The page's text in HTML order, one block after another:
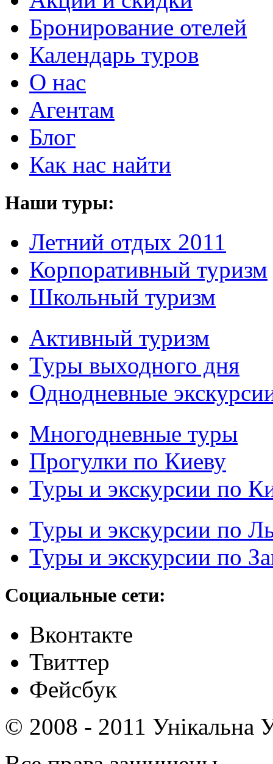
Бронирование отелей
Календарь туров
О нас
Агентам
Блог
Как нас найти
Наши туры:
Летний отдых 2011
Корпоративный туризм
Школьный туризм
Активный туризм
Туры выходного дня
Однодневные
Многодневные туры
Прогулки по Киеву
Туры и экскурсии по
Туры и экскурсии по
Туры и экскурсии по
Социальные сети:
Вконтакте
Твиттер
Фейсбук
© 2008 - 2011 Унікальна